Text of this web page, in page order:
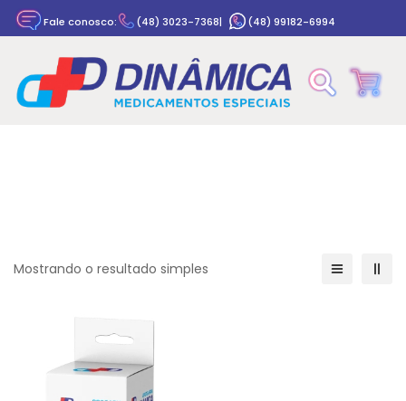
Fale conosco: (48) 3023-7368| (48) 99182-6994
Mostrando o resultado simples